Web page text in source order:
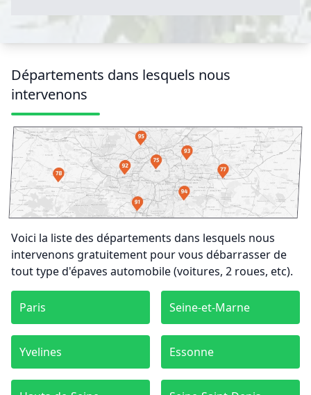
Départements dans lesquels nous
intervenons
Voici la liste des départements dans lesquels nous
intervenons gratuitement pour vous débarrasser de
tout type d'épaves automobile (voitures, 2 roues, etc).
Paris Seine-et-Marne
Yvelines Essonne